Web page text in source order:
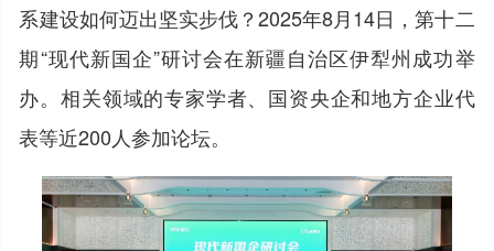
系建设如何迈出坚实步伐？2025年8月14日，第十二
期“现代新国企”研讨会在新疆自治区伊犁州成功举
办。相关领域的专家学者、国资央企和地方企业代
表等近200人参加论坛。